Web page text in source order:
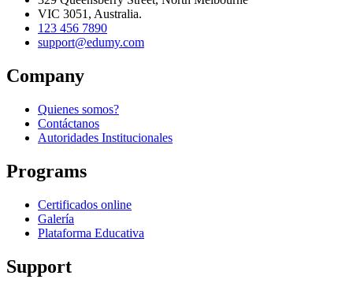
VIC 3051, Australia.
123 456 7890
support@edumy.com
Company
Quienes somos?
Contáctanos
Autoridades Institucionales
Programs
Certificados online
Galería
Plataforma Educativa
Support